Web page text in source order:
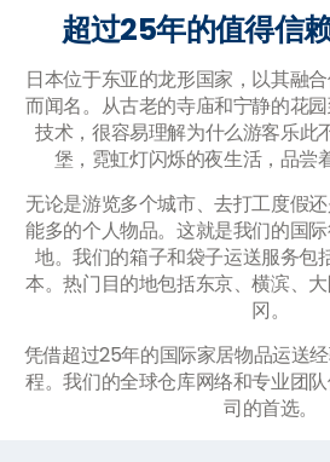
超过25年的值得信
日本位于东亚的龙形国家，以其融
而闻名。从古老的寺庙和宁静的花
技术，很容易理解为什么游客乐此
堡，霓虹灯闪烁的夜生活，品尝
无论是游览多个城市、去打工度假
能多的个人物品。这就是我们的国
地。我们的箱子和袋子运送服务包
本。热门目的地包括东京、横滨、
冈。
凭借超过25年的国际家居物品运送
程。我们的全球仓库网络和专业团
司的首选。